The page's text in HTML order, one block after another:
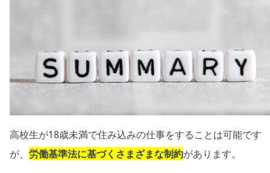
高校生が18歳未満で住み込みの仕事をすることは可能です
が、 労働基準法に基づくさまざまな制約があります。